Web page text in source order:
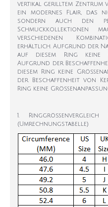
vertikal gerilltem Zentrum
ein modernes Flair, das
sondern auch den
verschiedenen
erhältlich. Aufgrund der
auf diesem Ring keine
Aufgrund der
diesem Ring keine
der Beschaffenheit von
Ring keine
1. Ringgrößenvergleich
(Umrechnungstabelle)